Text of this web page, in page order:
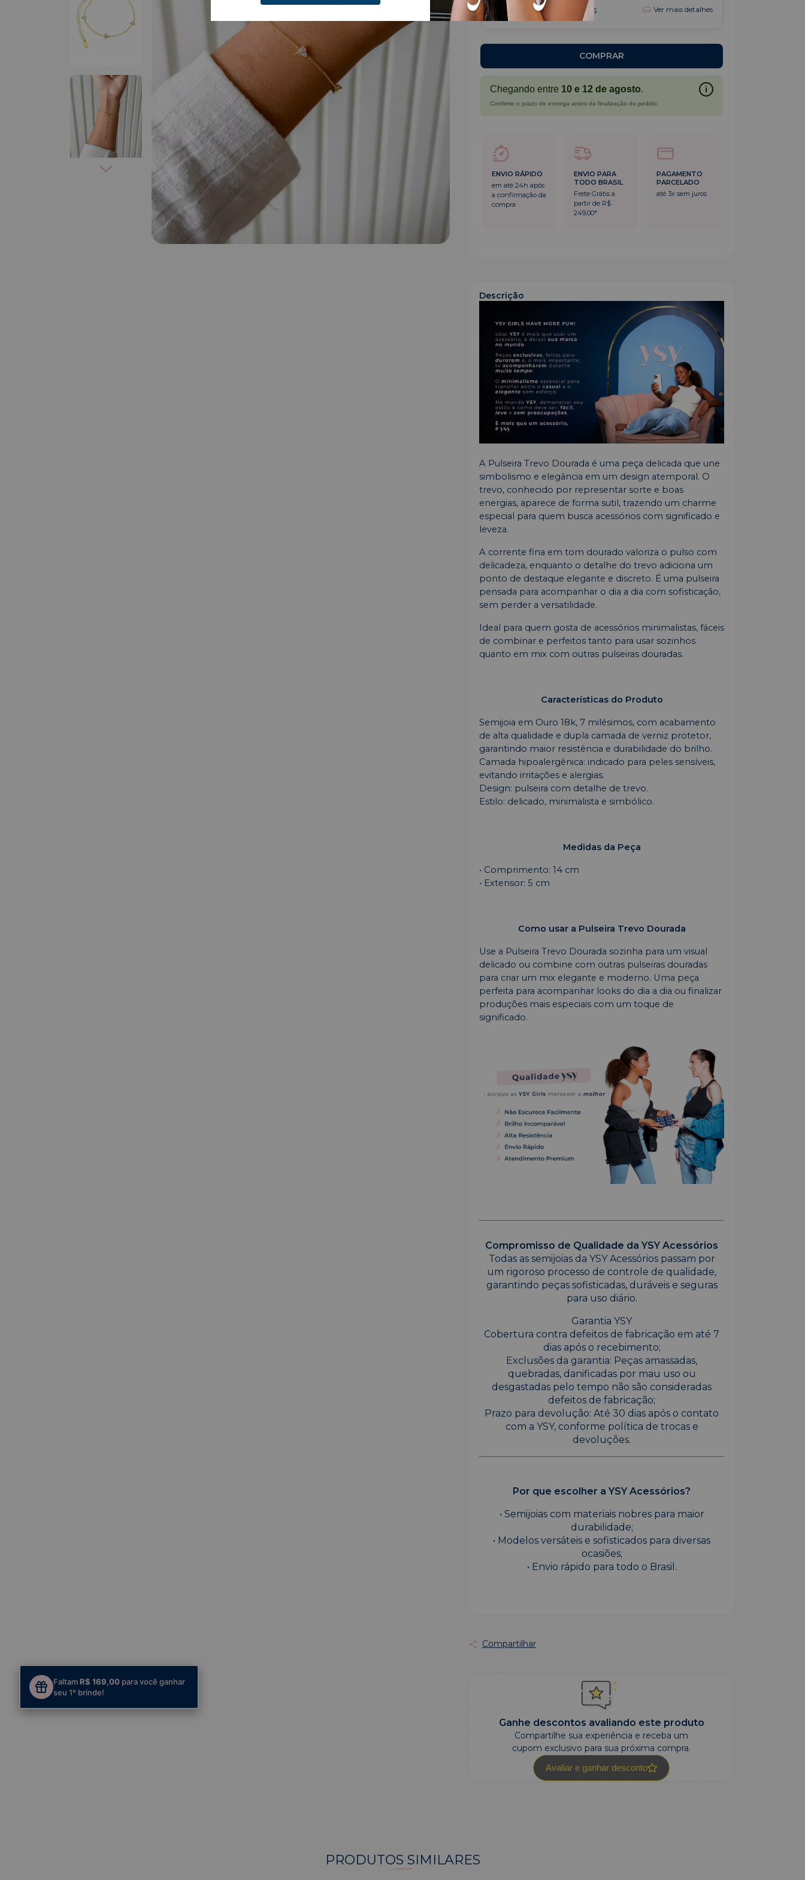
3 x de R$28,30 sem juros Ver mais detalhes
Chegando entre 10 e 12 de agosto. i
Confirme o prazo de entrega antes da finalização do pedido.
ENVIO RÁPIDO
em até 24h após
a confirmação da
compra
ENVIO PARA
TODO BRASIL
Frete Grátis a
partir de R$
249,00*
PAGAMENTO
PARCELADO
até 3x sem juros
Descrição
A Pulseira Trevo Dourada é uma peça delicada que une
simbolismo e elegância em um design atemporal. O
trevo, conhecido por representar sorte e boas
energias, aparece de forma sutil, trazendo um charme
especial para quem busca acessórios com significado e
leveza.
A corrente fina em tom dourado valoriza o pulso com
delicadeza, enquanto o detalhe do trevo adiciona um
ponto de destaque elegante e discreto. É uma pulseira
pensada para acompanhar o dia a dia com sofisticação,
sem perder a versatilidade.
Ideal para quem gosta de acessórios minimalistas, fáceis
de combinar e perfeitos tanto para usar sozinhos
quanto em mix com outras pulseiras douradas.
Características do Produto
Semijoia em Ouro 18k, 7 milésimos, com acabamento
de alta qualidade e dupla camada de verniz protetor,
garantindo maior resistência e durabilidade do brilho.
Camada hipoalergênica: indicado para peles sensíveis,
evitando irritações e alergias.
Design: pulseira com detalhe de trevo.
Estilo: delicado, minimalista e simbólico.
Medidas da Peça
• Comprimento: 14 cm
• Extensor: 5 cm
Como usar a Pulseira Trevo Dourada
Use a Pulseira Trevo Dourada sozinha para um visual
delicado ou combine com outras pulseiras douradas
para criar um mix elegante e moderno. Uma peça
perfeita para acompanhar looks do dia a dia ou finalizar
produções mais especiais com um toque de
significado.
Compromisso de Qualidade da YSY Acessórios
Todas as semijoias da YSY Acessórios passam por
um rigoroso processo de controle de qualidade,
garantindo peças sofisticadas, duráveis e seguras
para uso diário.
Garantia YSY
Cobertura contra defeitos de fabricação em até 7
dias após o recebimento;
Exclusões da garantia: Peças amassadas,
quebradas, danificadas por mau uso ou
desgastadas pelo tempo não são consideradas
defeitos de fabricação;
Prazo para devolução: Até 30 dias após o contato
com a YSY, conforme política de trocas e
devoluções.
Por que escolher a YSY Acessórios?
• Semijoias com materiais nobres para maior
durabilidade;
• Modelos versáteis e sofisticados para diversas
ocasiões;
• Envio rápido para todo o Brasil.
Compartilhar
Ganhe descontos avaliando este produto
Compartilhe sua experiência e receba um
cupom exclusivo para sua próxima compra.
Avaliar e ganhar desconto
PRODUTOS SIMILARES
FaltamR$ 169,00 para você ganhar
seu 1º brinde!